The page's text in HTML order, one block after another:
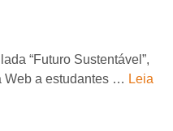
“Futuro Sustentável”,
Web a estudantes … Leia